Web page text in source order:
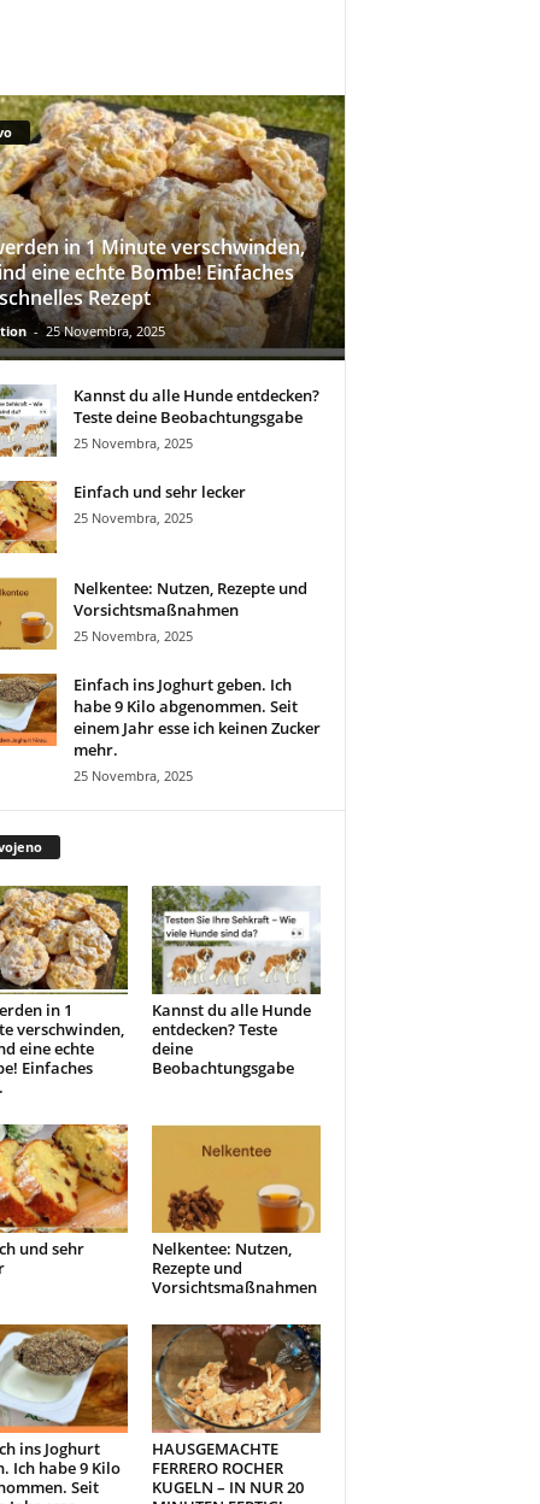
in 1 Minute verschwinden,
eine echte Bombe! Einfaches
Rezept
- 25 Novembra, 2025
Kannst du alle Hunde entdecken?
Teste deine Beobachtungsgabe
25 Novembra, 2025
Einfach und sehr lecker
25 Novembra, 2025
Nelkentee: Nutzen, Rezepte und
Vorsichtsmaßnahmen
25 Novembra, 2025
Einfach ins Joghurt geben. Ich
habe 9 Kilo abgenommen. Seit
einem Jahr esse ich keinen Zucker
mehr.
25 Novembra, 2025
in 1
verschwinden,
eine echte
Einfaches
Kannst du alle Hunde
entdecken? Teste
deine
Beobachtungsgabe
und sehr
Nelkentee: Nutzen,
Rezepte und
Vorsichtsmaßnahmen
ins Joghurt
Ich habe 9 Kilo
Seit
HAUSGEMACHTE
FERRERO ROCHER
KUGELN – IN NUR 20